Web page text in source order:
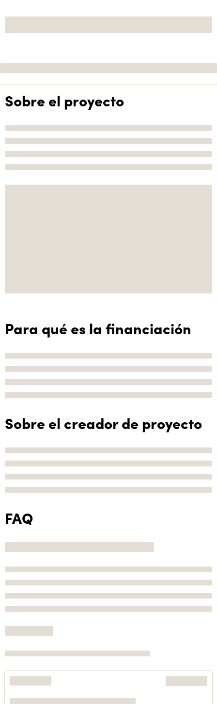
Sobre el proyecto
Para qué es la financiación
Sobre el creador de proyecto
FAQ